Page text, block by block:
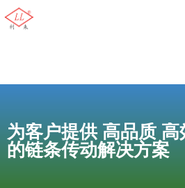
为客户提供 高品质
的链条传动解决方案